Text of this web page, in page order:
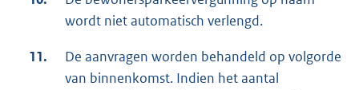
wordt niet automatisch verlengd.
11.
De aanvragen worden behandeld op volgorde
van binnenkomst. Indien het aantal